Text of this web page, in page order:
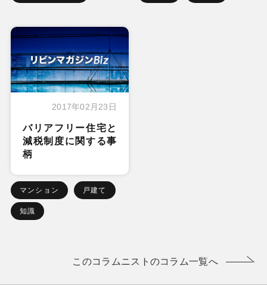
2017年02月23日
バリアフリー住宅と
減税制度に関する事
柄
マンション 戸建て
知識
このコラムニストのコラム一覧へ